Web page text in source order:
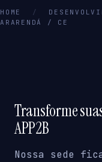
HOME /
ARARENDÁ / CE
Transforme
APP2B
Nossa sede